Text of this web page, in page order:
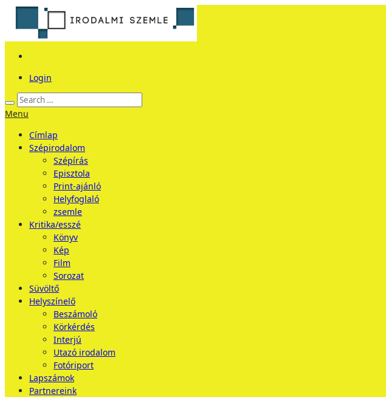
Login
Menu
Címlap
Szépirodalom
Szépírás
Episztola
Print-ajánló
Helyfoglaló
zsemle
Kritika/esszé
Könyv
Kép
Film
Sorozat
Süvöltő
Helyszínelő
Beszámoló
Körkérdés
Interjú
Utazó irodalom
Fotóriport
Lapszámok
Partnereink